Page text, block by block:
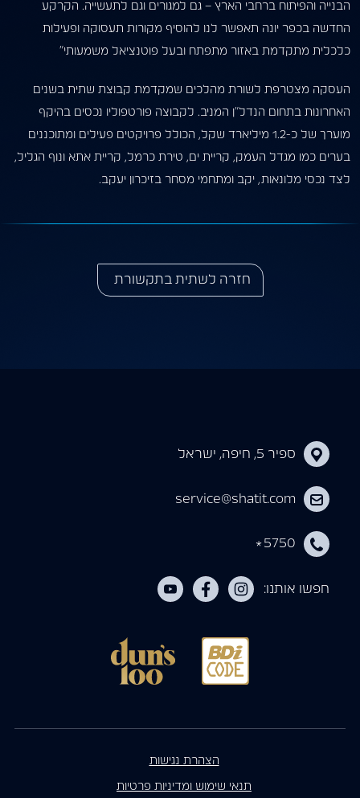
הבנייה והפיתוח ברחבי הארץ – גם למגורים וגם לתעשייה. הקרקע
החדשה בכפר יונה תאפשר לנו להוסיף מקורות תעסוקה ופעילות
כלכלית מתקדמת באזור מתפתח ובעל פוטנציאל משמעותי”
העסקה מצטרפת לשורת מהלכים שמקדמת קבוצת שתית בשנים
האחרונות בתחום הנדל”ן המניב. לקבוצה פורטפוליו נכסים בהיקף
מוערך של כ-1.2 מיליארד שקל, הכולל פרויקטים פעילים ומתוכננים
בערים כמו מגדל העמק, קריית ים, טירת כרמל, קריית אתא ונוף הגליל,
לצד נכסי מלונאות, יקב ומתחמי מסחר בזיכרון יעקב.
חזרה לשתית בתקשורת
ספיר 5, חיפה, ישראל
5750
*
service@shatit.com
חפשו אותנו:
תנאי שימוש ומדיניות פרטיות
הצהרת נגישות